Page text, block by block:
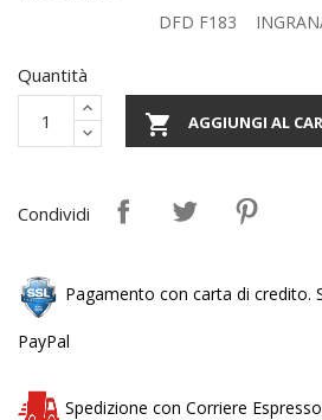
DFD F183
Quantità
 AGGIUNGI AL
Condividi
Pagamento con carta di credito.
PayPal
Spedizione con Corriere Espresso